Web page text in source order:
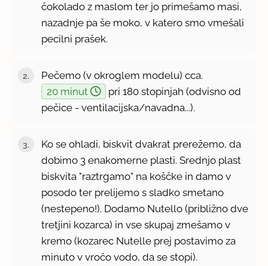
čokolado z maslom ter jo primešamo masi,
nazadnje pa še moko, v katero smo vmešali
pecilni prašek.
Pečemo (v okroglem modelu) cca.
20 minut
pri 180 stopinjah (odvisno od
pečice - ventilacijska/navadna...).
Ko se ohladi, biskvit dvakrat prerežemo, da
dobimo 3 enakomerne plasti. Srednjo plast
biskvita "raztrgamo" na koščke in damo v
posodo ter prelijemo s sladko smetano
(nestepeno!). Dodamo Nutello (približno dve
tretjini kozarca) in vse skupaj zmešamo v
kremo (kozarec Nutelle prej postavimo za
minuto v vročo vodo, da se stopi).